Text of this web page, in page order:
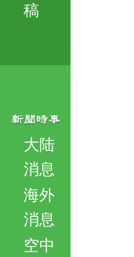
稿
大陆
消息
海外
消息
空中